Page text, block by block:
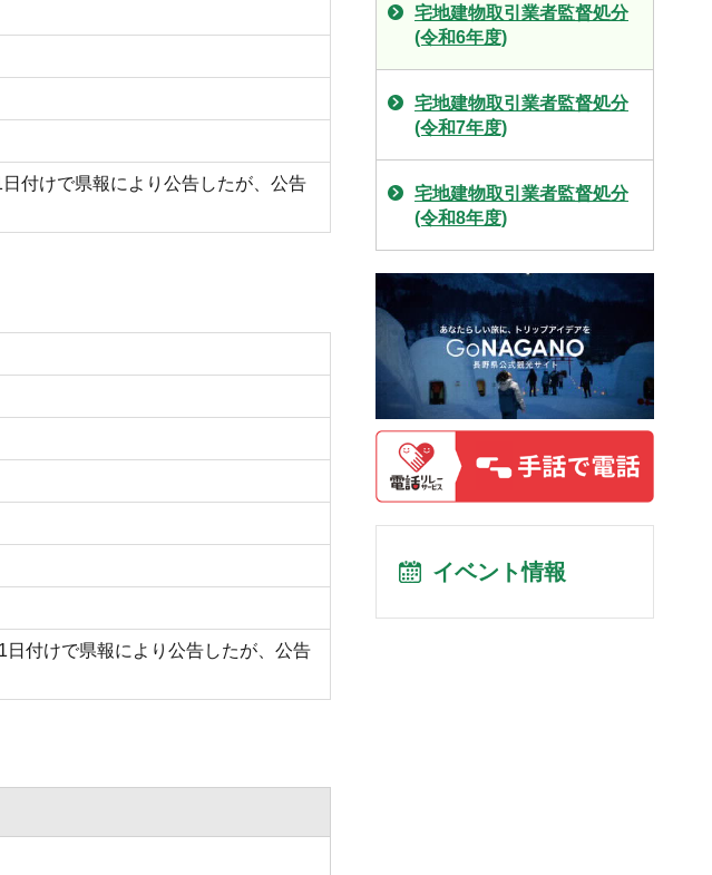
付けで県報により公告したが、公告
付けで県報により公告したが、公告
宅地建物取引業者監督処分
(令和6年度)
宅地建物取引業者監督処分
(令和7年度)
宅地建物取引業者監督処分
(令和8年度)
イベント情報